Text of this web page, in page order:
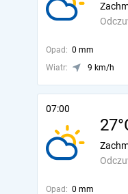
Opad: 0 mm
Wiatr:
9 km/h
07:00
Opad: 0 mm